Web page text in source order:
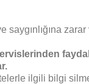
saygınlığına
ilgili bilgi